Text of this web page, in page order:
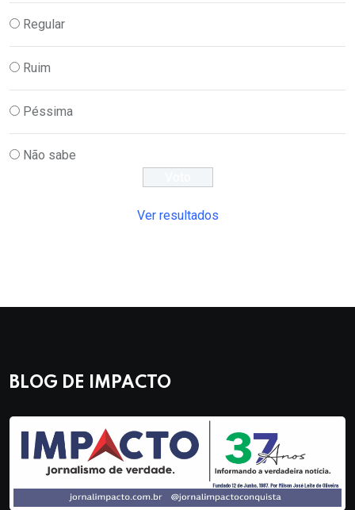
Regular
Ruim
Péssima
Não sabe
Ver resultados
BLOG DE IMPACTO